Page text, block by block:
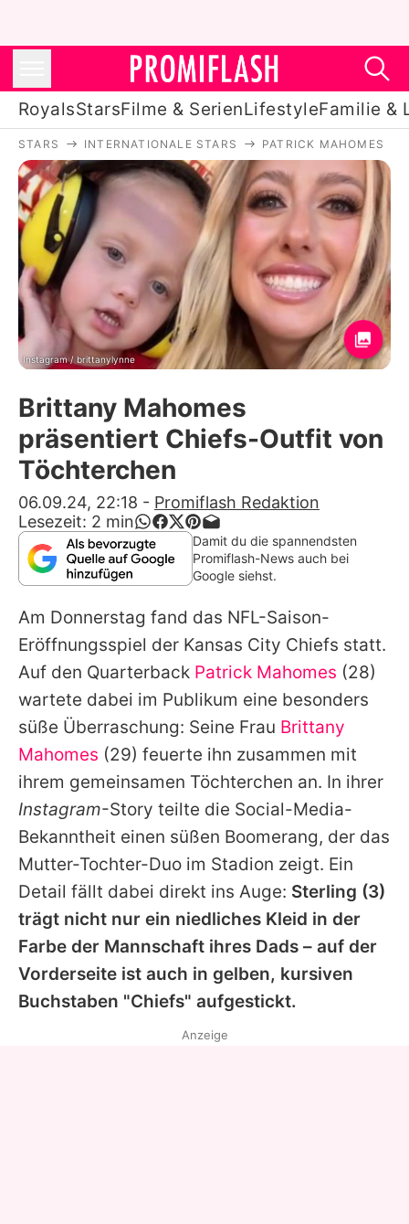
RoyalsStarsFilme & SerienLifestyleFamilie &
Royals
Stars
Filme & Serien
Lifestyle
Familie & Liebe
Promiflash Exklusiv
Alle Themen auf Promiflash
App runterladen
Team
Redaktionelle Richtlinien
Impressum
Datenschutzerklärung
Nutzungsbedingungen
Utiq verwalten
STARS INTERNATIONALE STARS PATRICK MAHOMES
Instagram / brittanylynne
Brittany Mahomes
präsentiert Chiefs-Outfit von
Töchterchen
06.09.24, 22:18 - Promiflash Redaktion
Lesezeit: 2 min
Damit du die spannendsten
Promiflash-News auch bei
Google siehst.
Am Donnerstag fand das NFL-Saison-
Eröffnungsspiel der Kansas City Chiefs statt.
Auf den Quarterback Patrick Mahomes (28)
wartete dabei im Publikum eine besonders
süße Überraschung: Seine Frau Brittany
Mahomes (29) feuerte ihn zusammen mit
ihrem gemeinsamen Töchterchen an. In ihrer
Instagram-Story teilte die Social-Media-
Bekanntheit einen süßen Boomerang, der das
Mutter-Tochter-Duo im Stadion zeigt. Ein
Detail fällt dabei direkt ins Auge: Sterling (3)
trägt nicht nur ein niedliches Kleid in der
Farbe der Mannschaft ihres Dads – auf der
Vorderseite ist auch in gelben, kursiven
Buchstaben "Chiefs" aufgestickt.
Anzeige